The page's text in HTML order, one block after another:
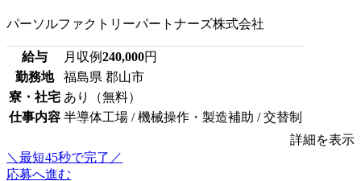
パーソルファクトリーパートナーズ株式会社
給与 月収例240,000円
勤務地
福島県 郡山市
寮・社宅 あり（無料）
仕事内容 半導体工場 / 機械操作・製造補助 / 交替制
詳細を表示
＼最短45秒で完了／
応募へ進む